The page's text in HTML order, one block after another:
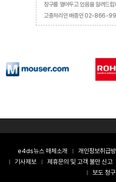
창구를 열어두고 있음을 알려드립
고충처리인 배종인 02-866-
e4ds뉴스 매체소개 개인정보취급
기사제보
제휴문의 및 고객 불만 신고
보도 청